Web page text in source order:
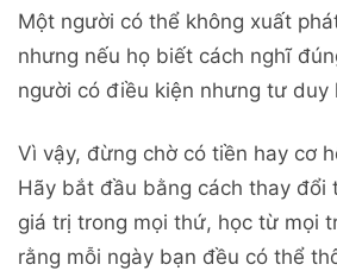
Một người có thể không xuất
nhưng nếu họ biết cách nghĩ
người có điều kiện nhưng tư duy
Vì vậy, đừng chờ có tiền hay cơ
Hãy bắt đầu bằng cách thay đổi
giá trị trong mọi thứ, học từ mọi
rằng mỗi ngày bạn đều có thể